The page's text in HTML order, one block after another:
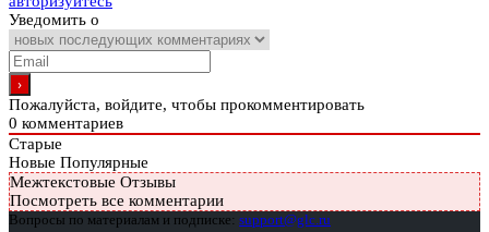
Уведомить о
Пожалуйста, войдите, чтобы прокомментировать
0 комментариев
Старые
Новые Популярные
Межтекстовые Отзывы
Посмотреть все комментарии
Вопросы по материалам и подписке: support@glc.ru